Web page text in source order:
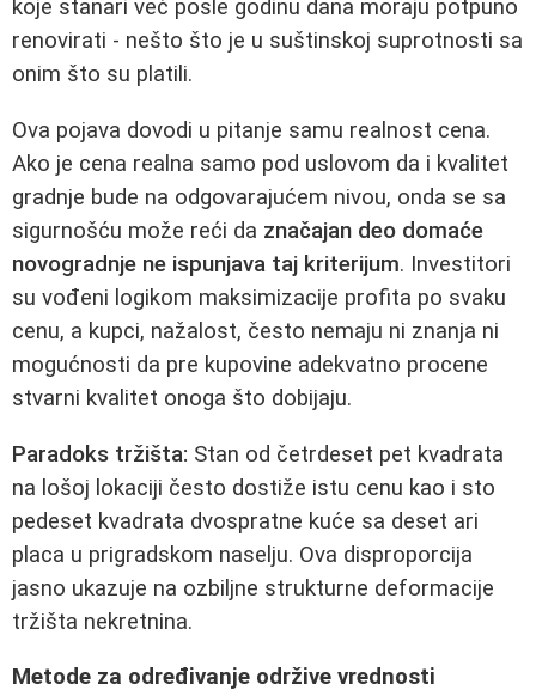
koje stanari već posle godinu dana moraju potpuno
renovirati - nešto što je u suštinskoj suprotnosti sa
onim što su platili.
Ova pojava dovodi u pitanje samu realnost cena.
Ako je cena realna samo pod uslovom da i kvalitet
gradnje bude na odgovarajućem nivou, onda se sa
sigurnošću može reći da značajan deo domaće
novogradnje ne ispunjava taj kriterijum. Investitori
su vođeni logikom maksimizacije profita po svaku
cenu, a kupci, nažalost, često nemaju ni znanja ni
mogućnosti da pre kupovine adekvatno procene
stvarni kvalitet onoga što dobijaju.
Paradoks tržišta: Stan od četrdeset pet kvadrata
na lošoj lokaciji često dostiže istu cenu kao i sto
pedeset kvadrata dvospratne kuće sa deset ari
placa u prigradskom naselju. Ova disproporcija
jasno ukazuje na ozbiljne strukturne deformacije
tržišta nekretnina.
Metode za određivanje održive vrednosti